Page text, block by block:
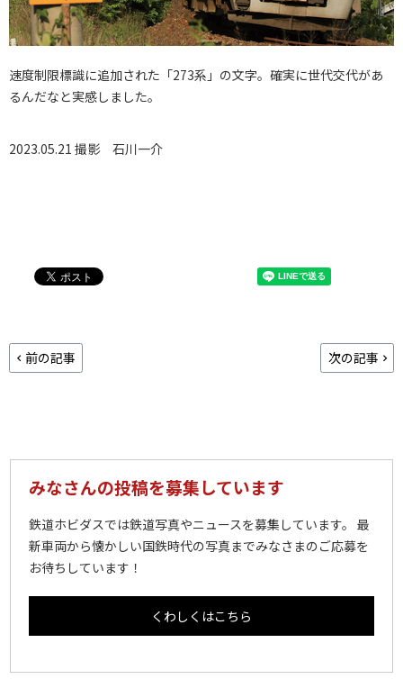
速度制限標識に追加された「273系」の文字。確実に世代交代があ
るんだなと実感しました。
2023.05.21 撮影 石川一介
前の記事 次の記事
みなさんの投稿を募集しています
鉄道ホビダスでは鉄道写真やニュースを募集しています。 最
新車両から懐かしい国鉄時代の写真までみなさまのご応募を
お待ちしています！
くわしくはこちら